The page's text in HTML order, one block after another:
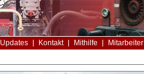
Updates Kontakt Mithilfe Mitarbeiter